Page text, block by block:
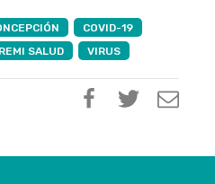
COVID-19
SALUD VIRUS